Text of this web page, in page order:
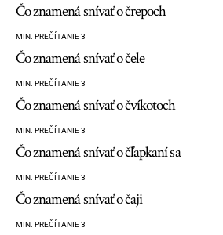
Čo znamená snívať o črepoch
MIN. PREČÍTANIE 3
Čo znamená snívať o čele
MIN. PREČÍTANIE 3
Čo znamená snívať o čvíkotoch
MIN. PREČÍTANIE 3
Čo znamená snívať o čľapkaní sa
MIN. PREČÍTANIE 3
Čo znamená snívať o čaji
MIN. PREČÍTANIE 3